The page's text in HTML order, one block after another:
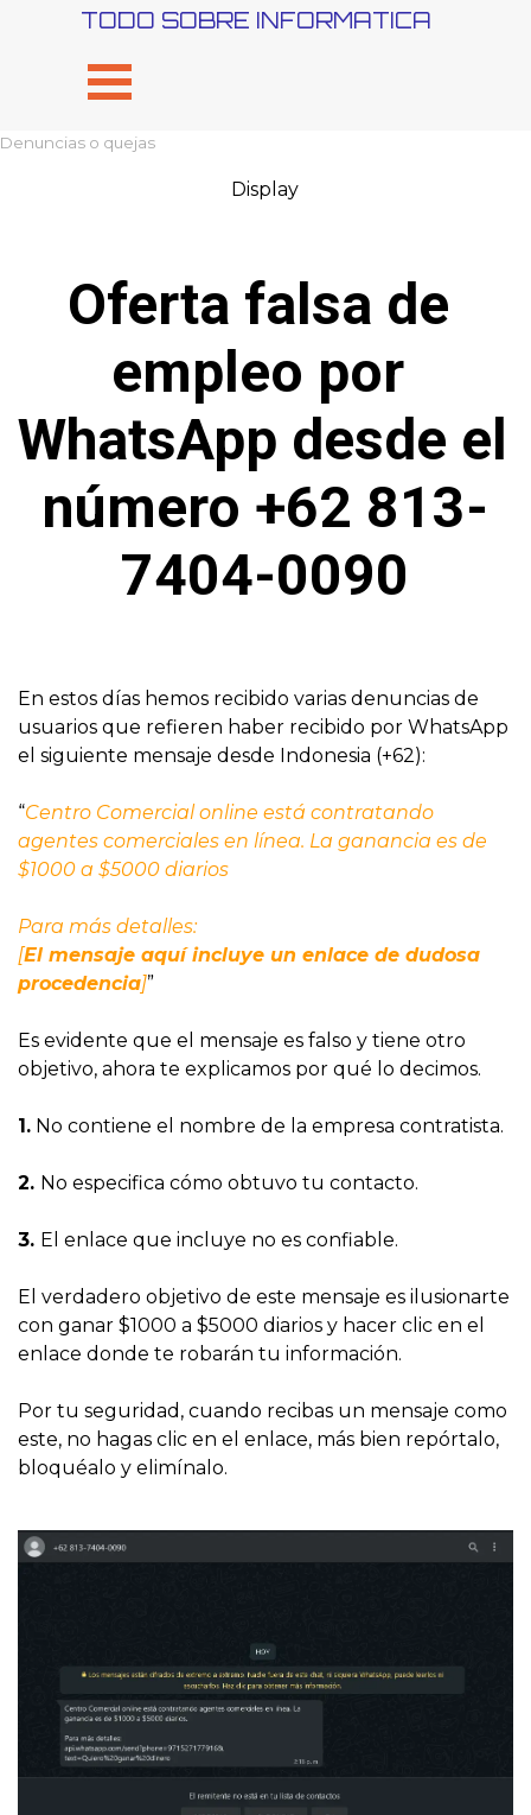
Vaya al Contenido
Saltar menú
TODO SOBRE INFORMATICA
Denuncias o quejas
Display
Oferta falsa de
empleo por
WhatsApp desde el
número +62 813-
7404-0090
En estos días hemos recibido varias denuncias de
usuarios que refieren haber recibido por WhatsApp
el siguiente mensaje desde Indonesia (+62):
“Centro Comercial online está contratando
agentes comerciales en línea. La ganancia es de
$1000 a $5000 diarios
Para más detalles:
[El mensaje aquí incluye un enlace de dudosa
procedencia]”
Es evidente que el mensaje es falso y tiene otro
objetivo, ahora te explicamos por qué lo decimos.
1. No contiene el nombre de la empresa contratista.
2. No especifica cómo obtuvo tu contacto.
3. El enlace que incluye no es confiable.
El verdadero objetivo de este mensaje es ilusionarte
con ganar $1000 a $5000 diarios y hacer clic en el
enlace donde te robarán tu información.
Por tu seguridad, cuando recibas un mensaje como
este, no hagas clic en el enlace, más bien repórtalo,
bloquéalo y elimínalo.